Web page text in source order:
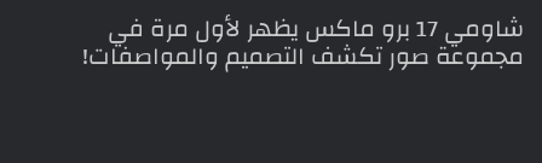
شاومي 17 برو ماكس يظهر لأول مرة في
مجموعة صور تكشف التصميم والمواصفات!